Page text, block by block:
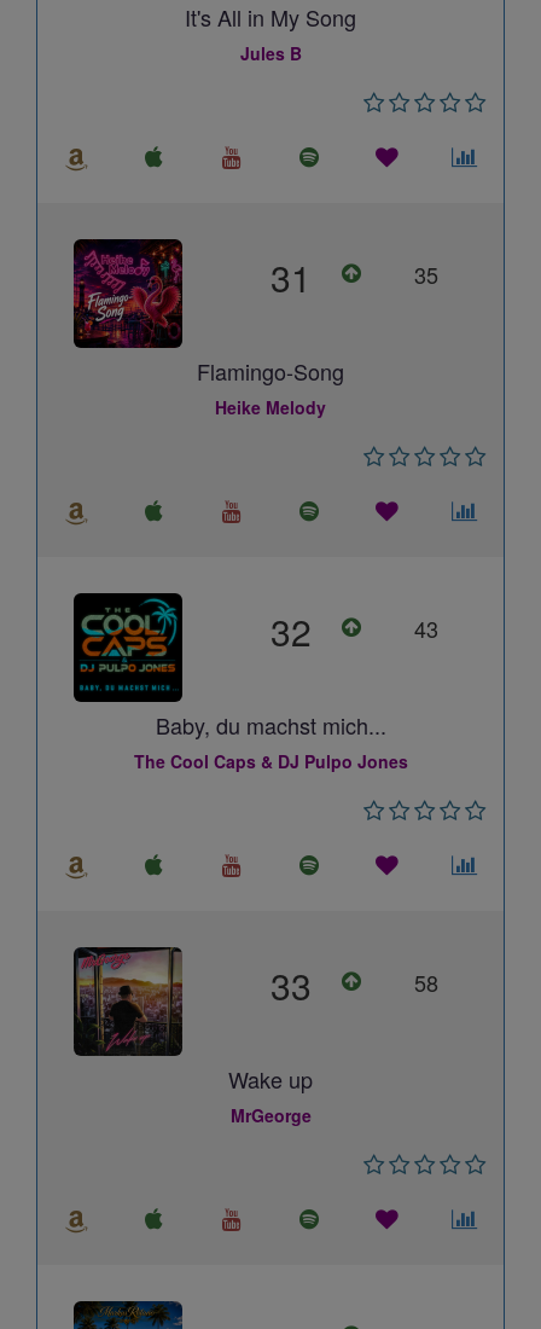
It's All in My Song
Jules B
31 35
Flamingo-Song
Heike Melody
32 43
Baby, du machst mich...
The Cool Caps & DJ Pulpo Jones
33 58
Wake up
MrGeorge